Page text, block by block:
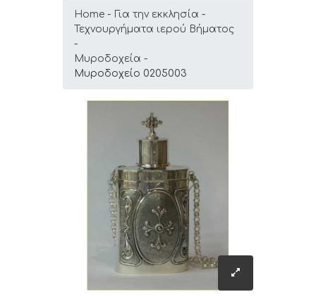
Home
Για την εκκλησία
Τεχνουργήματα ιερού Βήματος
Μυροδοχεία
Μυροδοχείο 0205003